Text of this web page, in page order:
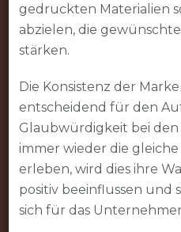
gedruckten Materialien
abzielen, die
stärken.
Die Konsistenz der
entscheidend für den
Glaubwürdigkeit bei den
immer wieder die
erleben, wird dies ihre
positiv beeinflussen und
sich für das